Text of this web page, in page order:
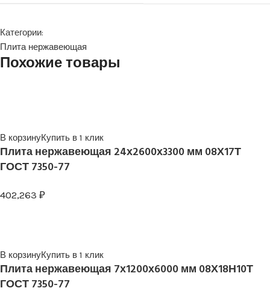
Категории:
Плита нержавеющая
Похожие товары
В корзинуКупить в 1 клик
Плита нержавеющая 24х2600х3300 мм 08Х17Т
ГОСТ 7350-77
402,263 ₽
В корзинуКупить в 1 клик
Плита нержавеющая 7х1200х6000 мм 08Х18Н10Т
ГОСТ 7350-77